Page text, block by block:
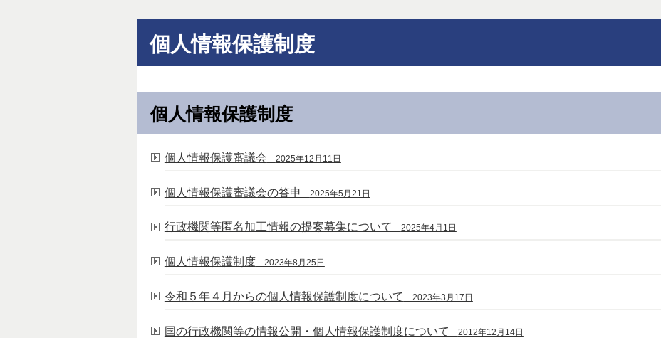
個人情報保護制度
個人情報保護制度
個人情報保護審議会 2025年12月11日
個人情報保護審議会の答申 2025年5月21日
行政機関等匿名加工情報の提案募集について 2025年4月1日
個人情報保護制度 2023年8月25日
令和５年４月からの個人情報保護制度について 2023年3月17日
国の行政機関等の情報公開・個人情報保護制度について 2012年12月14日